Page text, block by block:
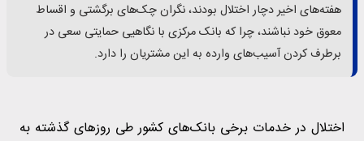
هفته‌های اخیر دچار اختلال بودند، نگران چک‌های برگشتی و اقساط
معوق خود نباشند، چرا که بانک مرکزی با نگاهیی حمایتی سعی در
برطرف کردن آسیب‌های وارده به این مشتریان را دارد.
اختلال در خدمات برخی بانک‌های کشور طی روزهای گذشته به